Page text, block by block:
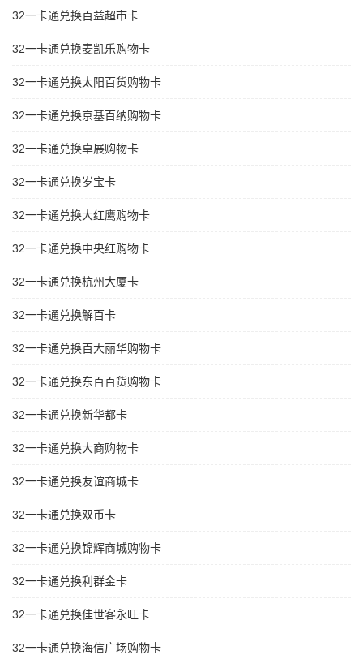
32一卡通兑换百益超市卡
32一卡通兑换麦凯乐购物卡
32一卡通兑换太阳百货购物卡
32一卡通兑换京基百纳购物卡
32一卡通兑换卓展购物卡
32一卡通兑换岁宝卡
32一卡通兑换大红鹰购物卡
32一卡通兑换中央红购物卡
32一卡通兑换杭州大厦卡
32一卡通兑换解百卡
32一卡通兑换百大丽华购物卡
32一卡通兑换东百百货购物卡
32一卡通兑换新华都卡
32一卡通兑换大商购物卡
32一卡通兑换友谊商城卡
32一卡通兑换双币卡
32一卡通兑换锦辉商城购物卡
32一卡通兑换利群金卡
32一卡通兑换佳世客永旺卡
32一卡通兑换海信广场购物卡